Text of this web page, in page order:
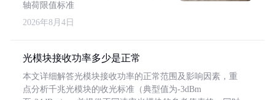
轴荷限值标准
2026年8月4日
光模块接收功率多少是正常
本文详细解答光模块接收功率的正常范围及影响因素，重
点分析千兆光模块的收光标准（典型值为-3dBm